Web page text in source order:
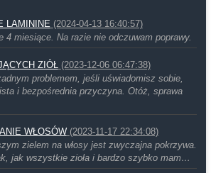
LAMININE (2024-04-13 16:40:57)
4 miesiące. Na razie nie odczuwam poprawy.
ZIÓŁ (2023-12-06 06:47:38)
problemem, jeśli uświadomisz sobie,
i bezpośrednia przyczyna. Otóż, sprawa
WŁOSÓW (2023-11-17 22:34:08)
zielem na włosy jest zwyczajna pokrzywa.
jak wszystkie zioła i bardzo szybko mam…